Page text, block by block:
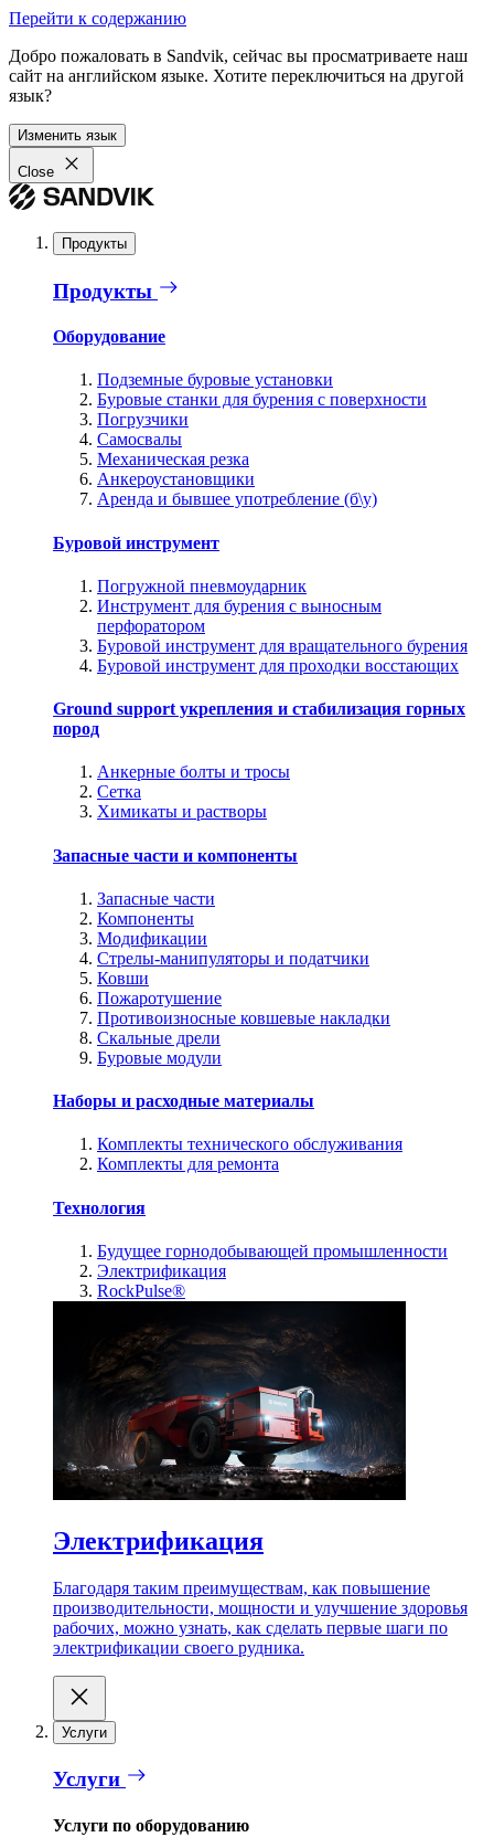
Перейти к содержанию
Добро пожаловать в Sandvik, сейчас вы просматриваете наш
сайт на английском языке. Хотите переключиться на другой
язык?
Изменить язык
Close
Продукты
Продукты
Оборудование
Подземные буровые установки
Буровые станки для бурения с поверхности
Погрузчики
Самосвалы
Механическая резка
Анкероустановщики
Аренда и бывшее употребление (б\у)
Буровой инструмент
Погружной пневмоударник
Инструмент для бурения с выносным
перфоратором
Буровой инструмент для вращательного бурения
Буровой инструмент для проходки восстающих
Ground support укрепления и стабилизация горных
пород
Анкерные болты и тросы
Сетка
Химикаты и растворы
Запасные части и компоненты
Запасные части
Компоненты
Модификации
Стрелы-манипуляторы и податчики
Ковши
Пожаротушение
Противоизносные ковшевые накладки
Скальные дрели
Буровые модули
Наборы и расходные материалы
Комплекты технического обслуживания
Комплекты для ремонта
Технология
Будущее горнодобывающей промышленности
Электрификация
RockPulse®
Электрификация
Благодаря таким преимуществам, как повышение
производительности, мощности и улучшение здоровья
рабочих, можно узнать, как сделать первые шаги по
электрификации своего рудника.
Услуги
Услуги
Услуги по оборудованию